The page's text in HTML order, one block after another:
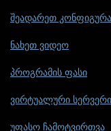
შეადარეთ
ნახეთ ვიდეო
პროგრამის ფასი
ვირტუალური
უფასო ჩამოტვირთვა